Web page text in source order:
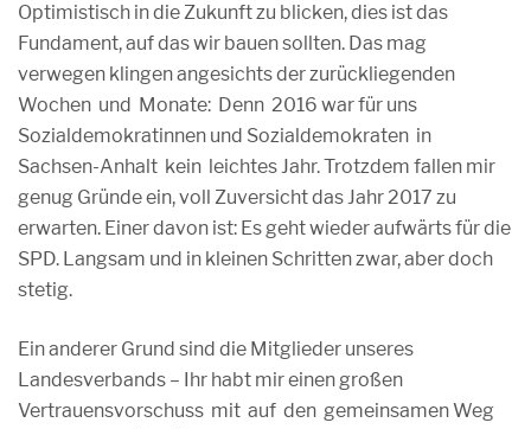
Optimistisch in die Zukunft zu blicken, dies ist das
Fundament, auf das wir bauen sollten. Das mag
verwegen klingen angesichts der zurückliegenden
Wochen und Monate: Denn 2016 war für uns
Sozialdemokratinnen und Sozialdemokraten in
Sachsen-Anhalt kein leichtes Jahr. Trotzdem fallen mir
genug Gründe ein, voll Zuversicht das Jahr 2017 zu
erwarten. Einer davon ist: Es geht wieder aufwärts für die
SPD. Langsam und in kleinen Schritten zwar, aber doch
stetig.
Ein anderer Grund sind die Mitglieder unseres
Landesverbands – Ihr habt mir einen großen
Vertrauensvorschuss mit auf den gemeinsamen Weg